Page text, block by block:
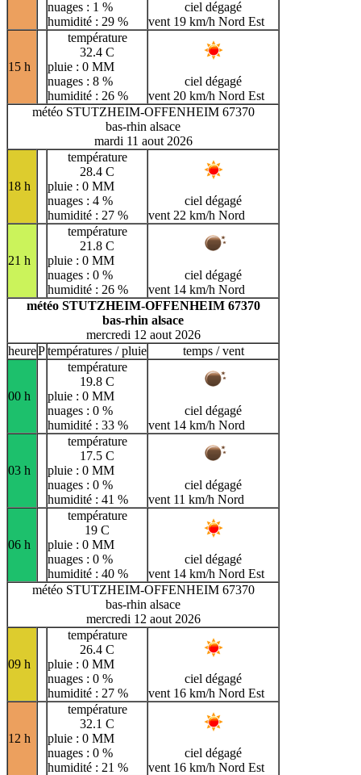
nuages : 1 %
humidité : 29 %
ciel dégagé
vent 19 km/h Nord Est
15 h
température
32.4 C
pluie : 0 MM
nuages : 8 %
humidité : 26 %
ciel dégagé
vent 20 km/h Nord Est
météo STUTZHEIM-OFFENHEIM 67370
bas-rhin alsace
mardi 11 aout 2026
18 h
température
28.4 C
pluie : 0 MM
nuages : 4 %
humidité : 27 %
ciel dégagé
vent 22 km/h Nord
21 h
température
21.8 C
pluie : 0 MM
nuages : 0 %
humidité : 26 %
ciel dégagé
vent 14 km/h Nord
météo STUTZHEIM-OFFENHEIM 67370
bas-rhin alsace
mercredi 12 aout 2026
heurePtempératures / pluie temps / vent
00 h
température
19.8 C
pluie : 0 MM
nuages : 0 %
humidité : 33 %
ciel dégagé
vent 14 km/h Nord
03 h
température
17.5 C
pluie : 0 MM
nuages : 0 %
humidité : 41 %
ciel dégagé
vent 11 km/h Nord
06 h
température
19 C
pluie : 0 MM
nuages : 0 %
humidité : 40 %
ciel dégagé
vent 14 km/h Nord Est
météo STUTZHEIM-OFFENHEIM 67370
bas-rhin alsace
mercredi 12 aout 2026
09 h
température
26.4 C
pluie : 0 MM
nuages : 0 %
humidité : 27 %
ciel dégagé
vent 16 km/h Nord Est
12 h
température
32.1 C
pluie : 0 MM
nuages : 0 %
humidité : 21 %
ciel dégagé
vent 16 km/h Nord Est